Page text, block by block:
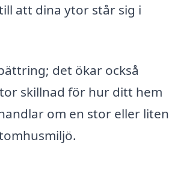
att dina ytor står sig i
det ökar också
skillnad för hur ditt hem
om en stor eller liten